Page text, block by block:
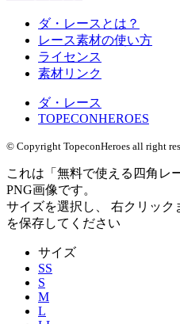
ダ・レースとは？
レース素材の使い方
ライセンス
素材リンク
ダ・レース
TOPECONHEROES
© Copyright TopeconHeroes all right
これは「 無料で使える四角レ
PNG画像です。
サイズを選択し、 右クリック
を保存してください
サイズ
SS
S
M
L